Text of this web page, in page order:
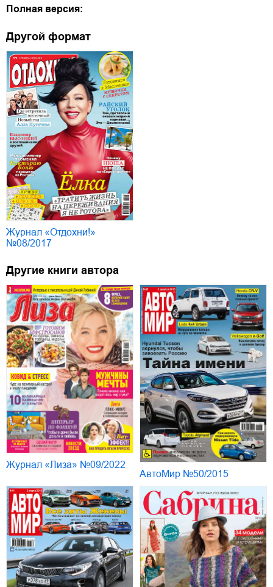
Полная версия:
Другой формат
Журнал «Отдохни!»
№08/2017
Другие книги автора
Журнал «Лиза» №09/2022
АвтоМир №50/2015